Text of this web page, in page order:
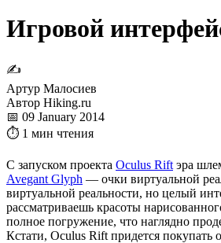
Игровой
✍
Артур Малосиев
Автор Hiking.ru
📅 09 January 2014
⏱ 1 мин чтения
С запуском проекта Oculus Rift эра
Avegant Glyph — очки виртуальной
виртуальной реальности, но целый
рассматриваешь красоты
полное погружение, что наглядно
Кстати, Oculus Rift придется покупать